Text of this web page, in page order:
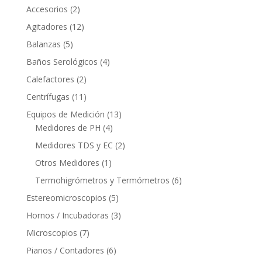
Accesorios (2)
Agitadores (12)
Balanzas (5)
Baños Serológicos (4)
Calefactores (2)
Centrífugas (11)
Equipos de Medición (13)
Medidores de PH (4)
Medidores TDS y EC (2)
Otros Medidores (1)
Termohigrómetros y Termómetros (6)
Estereomicroscopios (5)
Hornos / Incubadoras (3)
Microscopios (7)
Pianos / Contadores (6)